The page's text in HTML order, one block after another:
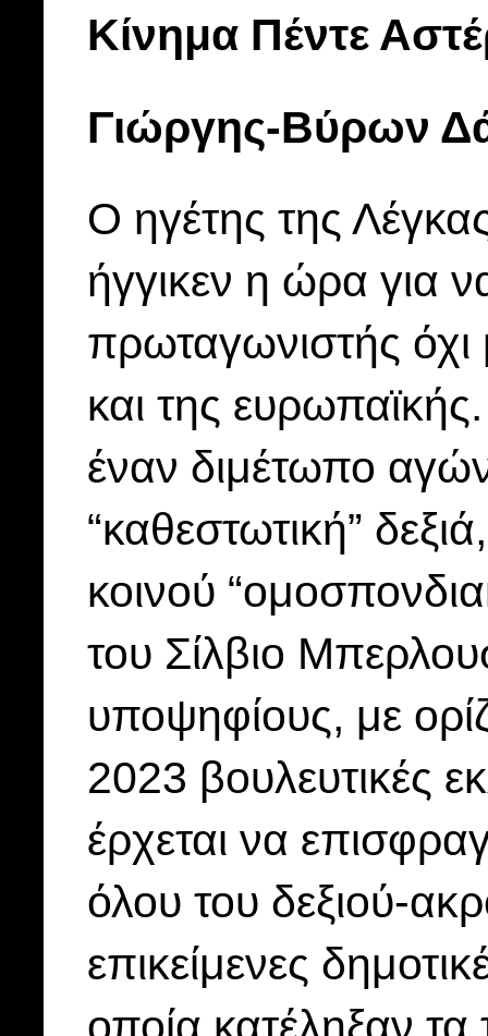
Κίνημα Πέντε
Γιώργης-Βύρων
Ο ηγέτης της
ήγγικεν η ώρα για
πρωταγωνιστής όχι
και της
έναν διμέτωπο
“καθεστωτική”
κοινού
του Σίλβιο
υποψηφίους, με
2023 βουλευτικές
έρχεται να
όλου του δεξιού-
επικείμενες